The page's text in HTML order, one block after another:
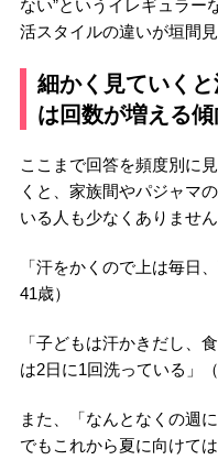
ない”というイレギュラー
活スタイルの違いが垣間見
細かく見ていく
は回数が増える傾
ここまで回答を頻度別に
くと、家族間やパジャマ
いる人も少なくありません
「汗をかくので上は毎日
41歳）
「子どもは汗かきだし、
は2日に1回洗っている」（
また、「なんとなくの週
でもこれから夏に向けて